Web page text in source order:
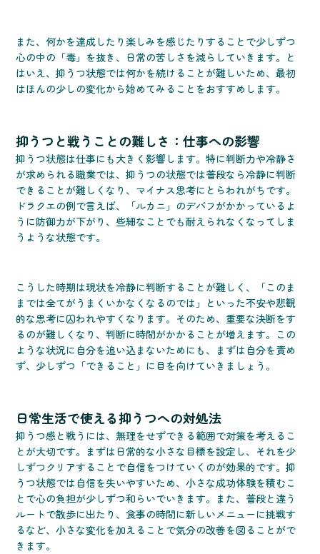
また、何かを達成したり楽しみを感じたりすることで少しずつ
心の中の「毒」を抜き、日常の苦しさを減らしていきます。と
はいえ、抑うつ状態では何かを続けることが難しいため、最初
はほんの少しの変化から始めてみることをおすすめします。
抑うつと戦うことの難しさ：仕事への影響
抑うつ状態は仕事にも大きく影響します。特に判断力や冷静さ
が求められる職業では、抑うつの状態では普段なら冷静に判断
できることが難しくなり、マイナス思考にとらわれがちです。
ドラクエの例で言えば、「ルカニ」のデバフがかかっているよ
うに防御力が下がり、些細なことでも耐えられなくなってしま
うような状態です。
こうした時期は現状を冷静に判断することが難しく、「このま
までは全てがうまくいかなくなるのでは」といった不安や悲観
的な思考に囚われやすくなります。そのため、重要な決断をす
るのが難しくなり、判断に時間がかかることが増えます。この
ような状況に自分を追い込まないためにも、まずは自分を責め
ず、少しずつ「できること」に目を向けていきましょう。
日常生活で使える抑うつへの対処法
抑うつ感と戦うには、無理をせずできる範囲で対策を考えるこ
とが大切です。まずは日常的な小さな目標を設定し、それを少
しずつクリアすることで自信をつけていくのが効果的です。抑
うつ状態では自信を失いやすいため、小さな成功体験を積むこ
とで心の負担が少しずつ和らいでいきます。また、普段と違う
ルートで散歩に出たり、食事の時間に新しいメニューに挑戦す
るなど、小さな変化を加えることで気分の改善を図ることがで
きます。